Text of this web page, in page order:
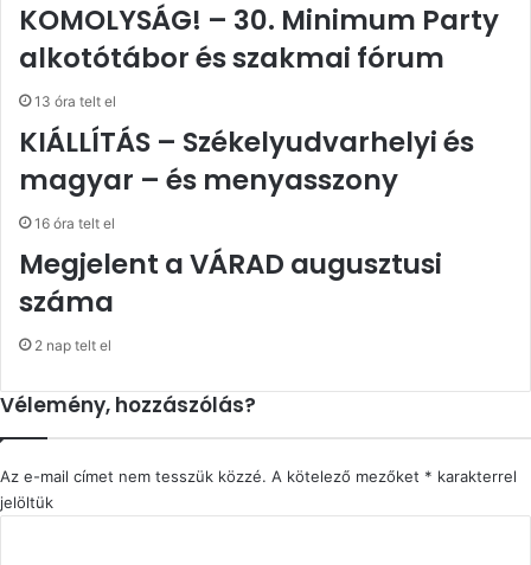
KOMOLYSÁG! – 30. Minimum Party
alkotótábor és szakmai fórum
13 óra telt el
KIÁLLÍTÁS – Székelyudvarhelyi és
magyar – és menyasszony
16 óra telt el
Megjelent a VÁRAD augusztusi
száma
2 nap telt el
Vélemény, hozzászólás?
Az e-mail címet nem tesszük közzé. A kötelező mezőket * karakterrel
jelöltük